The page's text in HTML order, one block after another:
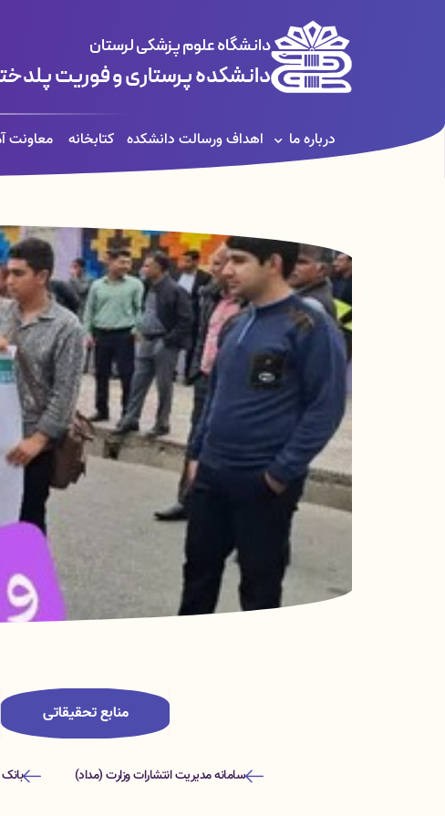
دانشگاه علوم پزشکی لرستان
دانشکده پرستاری و فوریت
درباره ما اهداف ورسالت دانشکده کتابخانه معاونت
منابع تحقیقاتی
سامانه مدیریت انتشارات وزارت (مداد)